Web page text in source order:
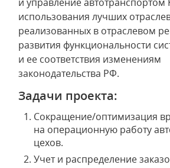
использования лучших
реализованных в отраслевом
развития функциональности
и ее соответствия изменениям
законодательства РФ.
Задачи проекта:
Сокращение/оптимизация
на операционную работу
цехов.
Учет и распределение